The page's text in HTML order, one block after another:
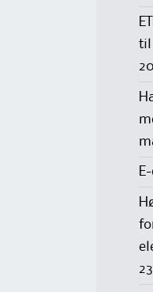
til